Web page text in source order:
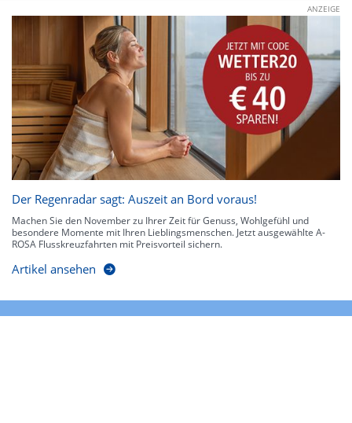
ANZEIGE
Der Regenradar sagt: Auszeit an Bord voraus!
Machen Sie den November zu Ihrer Zeit für Genuss, Wohlgefühl und
besondere Momente mit Ihren Lieblingsmenschen. Jetzt ausgewählte A-
ROSA Flusskreuzfahrten mit Preisvorteil sichern.
Artikel ansehen